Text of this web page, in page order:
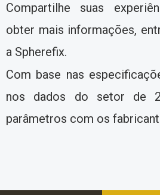
Compartilhe suas
obter mais informações,
a Spherefix.
Com base nas
nos dados do setor de
parâmetros com os